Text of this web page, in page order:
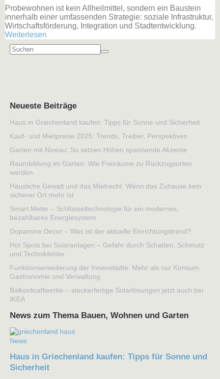
Probewohnen ist kein Allheilmittel, sondern ein Baustein
innerhalb einer umfassenden Strategie: soziale Infrastruktur,
Wirtschaftsförderung, Integration und Stadtentwicklung.
Weiterlesen
Neueste Beiträge
Haus in Griechenland kaufen: Tipps für Sonne und Sicherheit
Kauf- und Mietpreise 2025: Trends, Treiber, Perspektiven
Garten mit Niveau: So setzen Höhen spannende Akzente
Raumbildung im Garten: Wie Freiräume zu Rückzugsorten
werden
Häusliche Gewalt und das Mietrecht: Wenn das Zuhause kein
sicherer Ort mehr ist
Smart Meter – Schlüsseltechnologie für ein modernes,
bezahlbares Energiesystem
Dopamine Decor – Was ist der aktuelle Einrichtungstrend?
Hot Spots bei Solaranlagen – Gefahr durch Schatten, Schmutz
und Technikfehler
Funktionserweiterung der Innenstädte: Mehr als nur Konsum,
Gastronomie und Verwaltung
Balkonkraftwerke – steckerfertige Solarlösungen jetzt auch bei
IKEA
News zum Thema Bauen, Wohnen und Garten
News
Haus in Griechenland kaufen: Tipps für Sonne und
Sicherheit